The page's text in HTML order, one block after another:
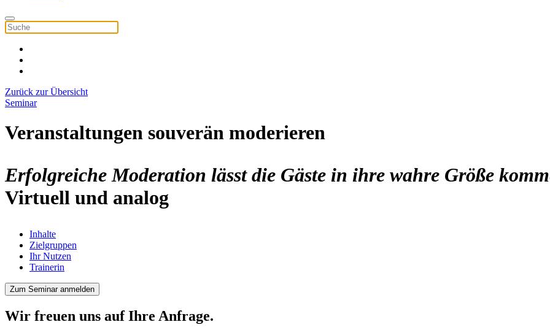
Zurück zur Übersicht
Seminar
Veranstaltungen souverän moderieren
Erfolgreiche Moderation lässt die Gäste in ihre wahre Größe
Virtuell und analog
Inhalte
Zielgruppen
Ihr Nutzen
Trainerin
Zum Seminar anmelden
Wir freuen uns auf Ihre Anfrage.